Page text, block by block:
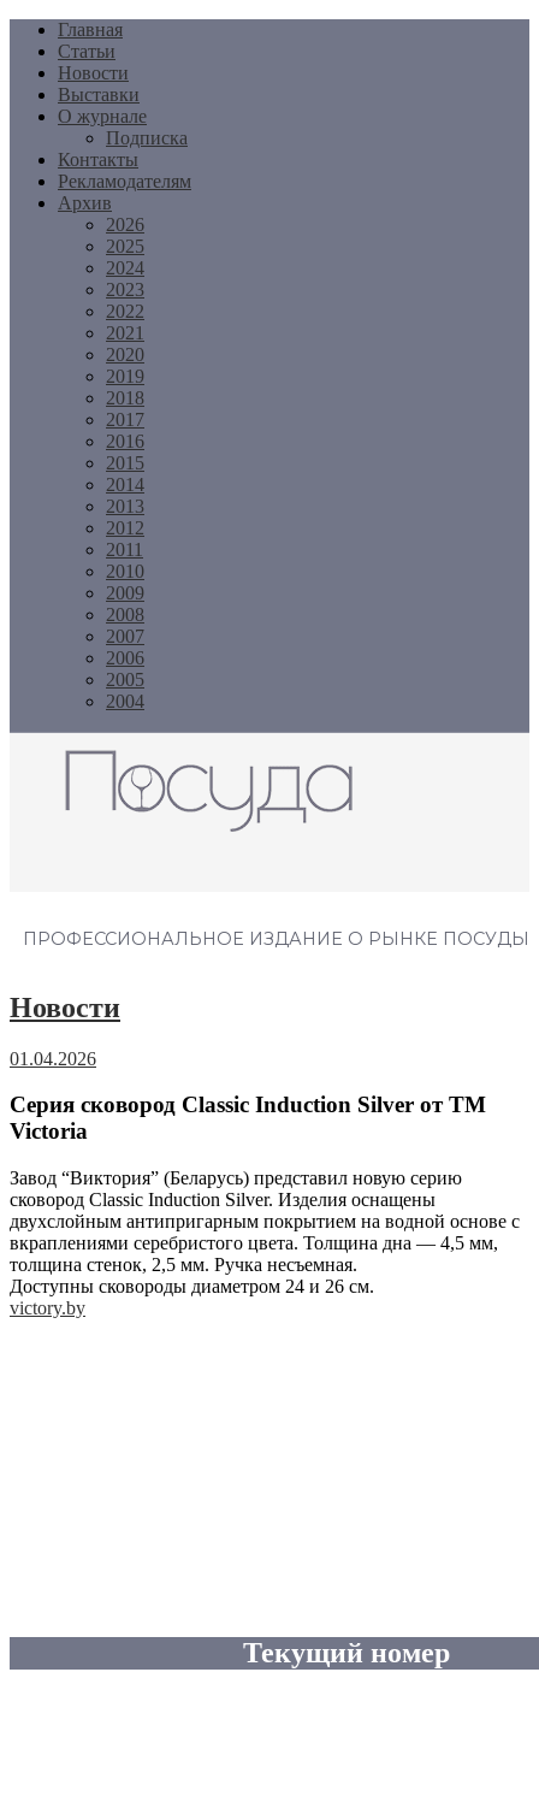
Перейти
содержимому
Главная
Статьи
Новости
Выставки
О журнале
Подписка
Контакты
Рекламодателям
Архив
2026
2025
2024
2023
2022
2021
2020
2019
2018
2017
2016
2015
2014
2013
2012
2011
2010
2009
2008
2007
2006
2005
2004
ПРОФЕССИОНАЛЬНОЕ ИЗДАНИЕ О РЫНКЕ ПОСУДЫ
Новости
01.04.2026
Серия сковород Classic Induction Silver от ТМ
Victoria
Завод “Виктория” (Беларусь) представил новую серию
сковород Classic Induction Silver. Изделия оснащены
двухслойным антипригарным покрытием на водной основе с
вкраплениями серебристого цвета. Толщина дна — 4,5 мм,
толщина стенок, 2,5 мм. Ручка несъемная.
Доступны сковороды диаметром 24 и 26 см.
victory.by
Текущий номер